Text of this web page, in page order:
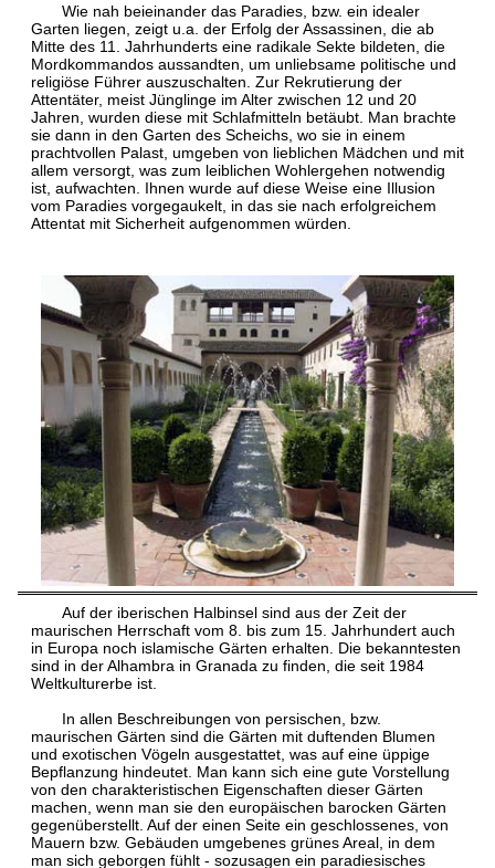
Wie nah beieinander das Paradies, bzw. ein idealer
Garten liegen, zeigt u.a. der Erfolg der Assassinen, die ab
Mitte des 11. Jahrhunderts eine radikale Sekte bildeten, die
Mordkommandos aussandten, um unliebsame politische und
religiöse Führer auszuschalten. Zur Rekrutierung der
Attentäter, meist Jünglinge im Alter zwischen 12 und 20
Jahren, wurden diese mit Schlafmitteln betäubt. Man brachte
sie dann in den Garten des Scheichs, wo sie in einem
prachtvollen Palast, umgeben von lieblichen Mädchen und mit
allem versorgt, was zum leiblichen Wohlergehen notwendig
ist, aufwachten. Ihnen wurde auf diese Weise eine Illusion
vom Paradies vorgegaukelt, in das sie nach erfolgreichem
Attentat mit Sicherheit aufgenommen würden.
Auf der iberischen Halbinsel sind aus der Zeit der
maurischen Herrschaft vom 8. bis zum 15. Jahrhundert auch
in Europa noch islamische Gärten erhalten. Die bekanntesten
sind in der Alhambra in Granada zu finden, die seit 1984
Weltkulturerbe ist.
In allen Beschreibungen von persischen, bzw.
maurischen Gärten sind die Gärten mit duftenden Blumen
und exotischen Vögeln ausgestattet, was auf eine üppige
Bepflanzung hindeutet. Man kann sich eine gute Vorstellung
von den charakteristischen Eigenschaften dieser Gärten
machen, wenn man sie den europäischen barocken Gärten
gegenüberstellt. Auf der einen Seite ein geschlossenes, von
Mauern bzw. Gebäuden umgebenes grünes Areal, in dem
man sich geborgen fühlt - sozusagen ein paradiesisches